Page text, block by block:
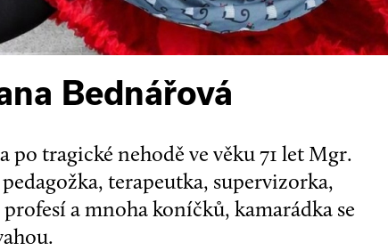
Bednářová
po tragické nehodě ve věku 71 let Mgr.
terapeutka, supervizorka,
a mnoha koníčků, kamarádka se